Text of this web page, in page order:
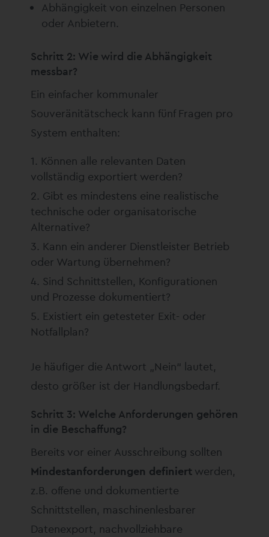
Abhängigkeit von einzelnen Personen
oder Anbietern.
Schritt 2: Wie wird die Abhängigkeit
messbar?
Ein einfacher kommunaler
Souveränitätscheck kann fünf Fragen pro
System enthalten:
Können alle relevanten Daten
vollständig exportiert werden?
Gibt es mindestens eine realistische
technische oder organisatorische
Alternative?
Kann ein anderer Dienstleister Betrieb
oder Wartung übernehmen?
Sind Schnittstellen, Konfigurationen
und Prozesse dokumentiert?
Existiert ein getesteter Exit- oder
Notfallplan?
Je häufiger die Antwort „Nein“ lautet,
desto größer ist der Handlungsbedarf.
Schritt 3: Welche Anforderungen gehören
in die Beschaffung?
Bereits vor einer Ausschreibung sollten
Mindestanforderungen definiert werden,
z.B. offene und dokumentierte
Schnittstellen, maschinenlesbarer
Datenexport, nachvollziehbare